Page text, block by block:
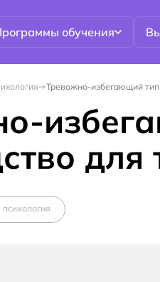
обучения
Тревожно-избегающий тип
для